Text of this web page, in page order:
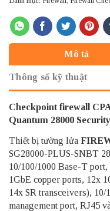
Mô tả
Thông số kỹ thuật
Checkpoint firewall
Quantum 28000
Thiết bị tường lửa
SG28000-PLUS-SNBT
10/100/1000 Base-T
1GbE copper ports, 12x
14x SR transceivers),
management port, RJ45